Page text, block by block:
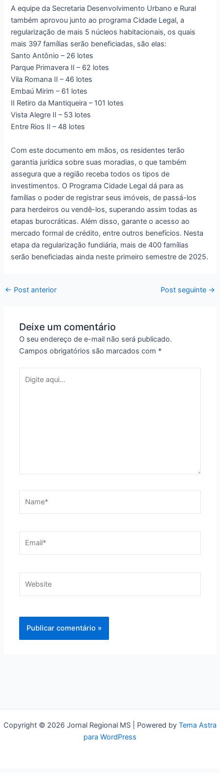
A equipe da Secretaria Desenvolvimento Urbano e Rural
também aprovou junto ao programa Cidade Legal, a
regularização de mais 5 núcleos habitacionais, os quais
mais 397 famílias serão beneficiadas, são elas:
Santo Antônio – 26 lotes
Parque Primavera II – 62 lotes
Vila Romana II – 46 lotes
Embaú Mirim – 61 lotes
II Retiro da Mantiqueira – 101 lotes
Vista Alegre II – 53 lotes
Entre Rios II – 48 lotes
Com este documento em mãos, os residentes terão
garantia jurídica sobre suas moradias, o que também
assegura que a região receba todos os tipos de
investimentos. O Programa Cidade Legal dá para as
famílias o poder de registrar seus imóveis, de passá-los
para herdeiros ou vendê-los, superando assim todas as
etapas burocráticas. Além disso, garante o acesso ao
mercado formal de crédito, entre outros benefícios. Nesta
etapa da regularização fundiária, mais de 400 famílias
serão beneficiadas ainda neste primeiro semestre de 2025.
← Post anterior Post seguinte →
Deixe um comentário
O seu endereço de e-mail não será publicado.
Campos obrigatórios são marcados com *
aqui...
Copyright © 2026 Jornal Regional MS | Powered by Tema Astra
para WordPress